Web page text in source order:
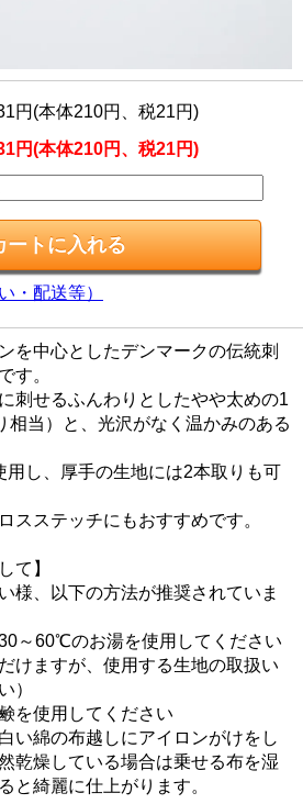
円(本体210円、税21円)
円(本体210円、税21円)
・配送等）
を中心としたデンマークの伝統刺
す。
刺せるふんわりとしたやや太めの1
相当）と、光沢がなく温かみのある
用し、厚手の生地には2本取りも可
スステッチにもおすすめです。
て】
様、以下の方法が推奨されていま
～60℃のお湯を使用してください
けますが、使用する生地の取扱い
）
を使用してください
い綿の布越しにアイロンがけをし
乾燥している場合は乗せる布を湿
と綺麗に仕上がります。